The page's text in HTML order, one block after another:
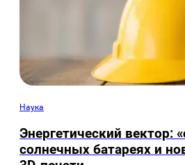
Наука
Энергетический вектор:
солнечных батареях и